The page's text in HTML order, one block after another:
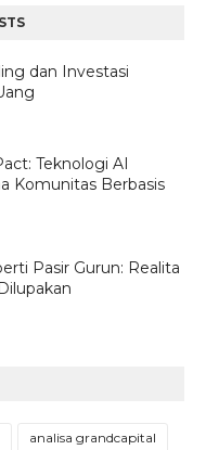
dan Investasi
Teknologi AI
Komunitas Berbasis
Pasir Gurun: Realita
analisa grandcapital